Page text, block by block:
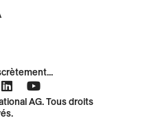
AG. Tous droits